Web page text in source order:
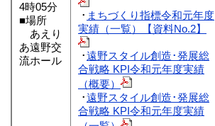
4時05分
■場所
あえり
あ遠野交
流ホール
･ まちづくり指標令和元年度
実績（一覧）【資料No.2】
･遠野スタイル創造･発展総
合戦略 KPI令和元年度実績
（概要）
･遠野スタイル創造･発展総
合戦略 KPI令和元年度実績